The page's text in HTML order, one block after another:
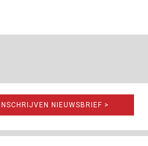
INSCHRIJVEN NIEUWSBRIEF >